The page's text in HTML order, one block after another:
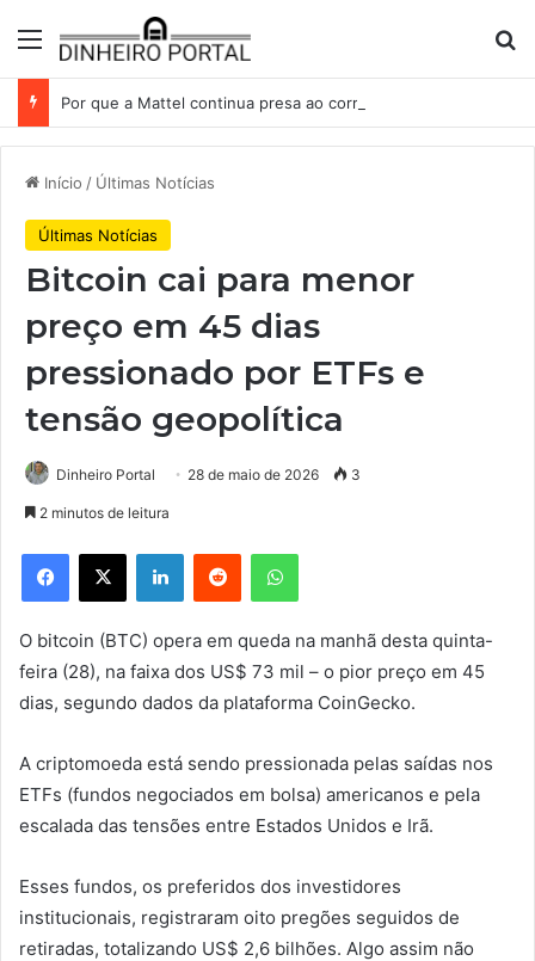
Menu
Início / Últimas Notícias
Últimas Notícias
Bitcoin cai para menor
preço em 45 dias
pressionado por ETFs e
tensão geopolítica
Dinheiro Portal 28 de maio de 2026 3
2 minutos de leitura
Facebook
X LinkedinReddit WhatsApp
O bitcoin (BTC) opera em queda na manhã desta quinta-
feira (28), na faixa dos US$ 73 mil – o pior preço em 45
dias, segundo dados da plataforma CoinGecko.
A criptomoeda está sendo pressionada pelas saídas nos
ETFs (fundos negociados em bolsa) americanos e pela
escalada das tensões entre Estados Unidos e Irã.
Esses fundos, os preferidos dos investidores
institucionais, registraram oito pregões seguidos de
retiradas, totalizando US$ 2,6 bilhões. Algo assim não